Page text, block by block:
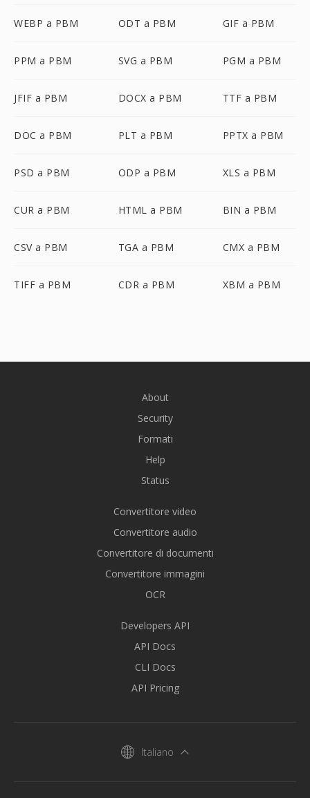
WEBP a PBM ODT a PBM GIF a PBM
PPM a PBM SVG a PBM PGM a PBM
JFIF a PBM DOCX a PBM TTF a PBM
DOC a PBM PLT a PBM PPTX a PBM
PSD a PBM ODP a PBM XLS a PBM
CUR a PBM HTML a PBM BIN a PBM
CSV a PBM TGA a PBM CMX a PBM
TIFF a PBM CDR a PBM XBM a PBM
About
Security
Formati
Help
Status
Convertitore video
Convertitore audio
Convertitore di documenti
Convertitore immagini
OCR
Developers API
API Docs
CLI Docs
API Pricing
Italiano